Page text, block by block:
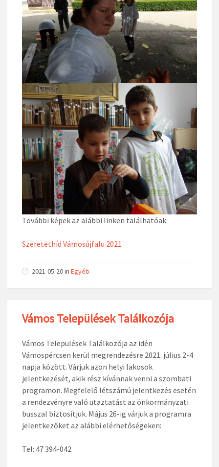
További képek az alábbi linken találhatóak:
Szeretethíd Vámosújfalu 2021
2021-05-20in Egyéb
Vámos Települések Találkozója
Vámos Települések Találkozója az idén
Vámospércsen kerül megrendezésre 2021. július 2-4
napja között. Várjuk azon helyi lakosok
jelentkezését, akik rész kívánnak venni a szombati
programon. Megfelelő létszámú jelentkezés esetén
a rendezvényre való utaztatást az önkormányzati
busszal biztosítjuk. Május 26-ig várjuk a programra
jelentkezőket az alábbi elérhetőségeken:
Tel: 47 394-042